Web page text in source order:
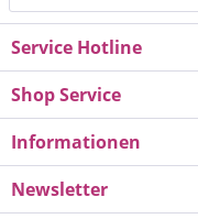
Service Hotline
Shop Service
Informationen
Newsletter